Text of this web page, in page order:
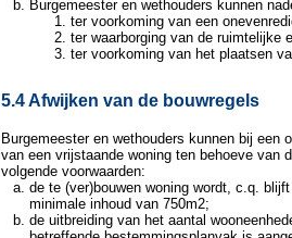
Burgemeester en wethouders kunnen
ter voorkoming van een
ter waarborging van de ruimtelijke
ter voorkoming van het plaatsen
5.4 Afwijken van de bouwregels
Burgemeester en wethouders kunnen bij een
van een vrijstaande woning ten behoeve van
volgende voorwaarden:
de te (ver)bouwen woning wordt, c.q.
minimale inhoud van 750m2;
de uitbreiding van het aantal